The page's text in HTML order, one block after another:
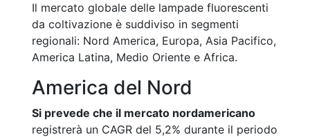
Il mercato globale delle lampade fluorescenti
da coltivazione è suddiviso in segmenti
regionali: Nord America, Europa, Asia Pacifico,
America Latina, Medio Oriente e Africa.
America del Nord
Si prevede che il mercato nordamericano
registrerà un CAGR del 5,2% durante il periodo